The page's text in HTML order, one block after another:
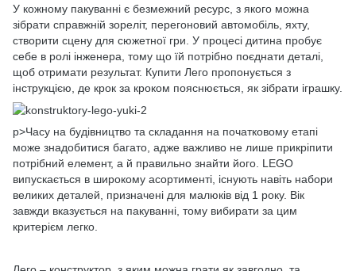
У кожному пакуванні є безмежний ресурс, з якого можна
зібрати справжній зореліт, перегоновий автомобіль, яхту,
створити сцену для сюжетної гри. У процесі дитина пробує
себе в ролі інженера, тому що їй потрібно поєднати деталі,
щоб отримати результат. Купити Лего пропонується з
інструкцією, де крок за кроком пояснюється, як зібрати іграшку.
p>Часу на будівництво та складання на початковому етапі
може знадобитися багато, адже важливо не лише прикріпити
потрібний елемент, а й правильно знайти його. LEGO
випускається в широкому асортименті, існують навіть набори
великих деталей, призначені для малюків від 1 року. Вік
завжди вказується на пакуванні, тому вибирати за цим
критерієм легко.